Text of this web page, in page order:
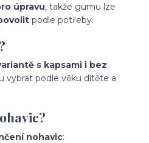
úpravu, takže gumu lze
podle potřeby.
s kapsami i bez
vybrat podle věku dítěte a
nohavic: